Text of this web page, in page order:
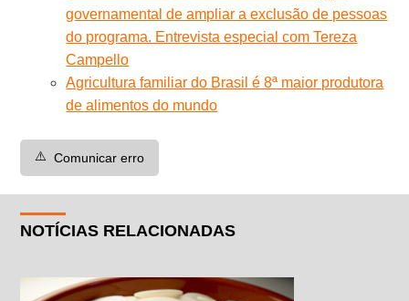
governamental de ampliar a exclusão de pessoas
do programa. Entrevista especial com Tereza
Campello
Agricultura familiar do Brasil é 8ª maior produtora
de alimentos do mundo
⚠️ Comunicar erro
NOTÍCIAS RELACIONADAS